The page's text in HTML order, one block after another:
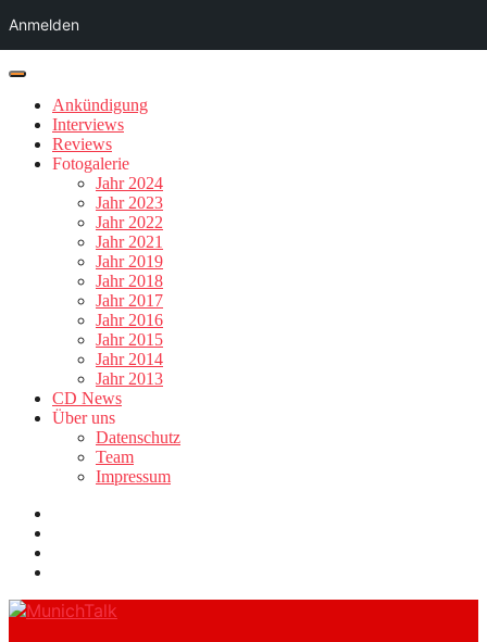
Anmelden
Ankündigung
Interviews
Reviews
Fotogalerie
Jahr 2024
Jahr 2023
Jahr 2022
Jahr 2021
Jahr 2019
Jahr 2018
Jahr 2017
Jahr 2016
Jahr 2015
Jahr 2014
Jahr 2013
CD News
Über uns
Datenschutz
Team
Impressum